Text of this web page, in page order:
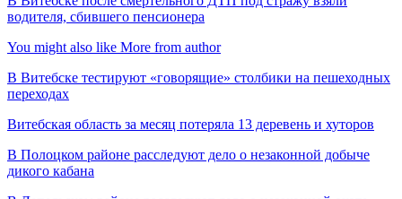
водителя, сбившего пенсионера
You might also like More from author
В Витебске тестируют «говорящие» столбики на пешеходных
переходах
Витебская область за месяц потеряла 13 деревень и хуторов
В Полоцком районе расследуют дело о незаконной добыче
дикого кабана